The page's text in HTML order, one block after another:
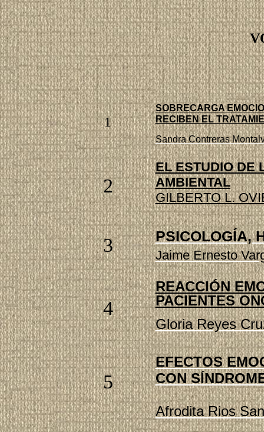
1
SOBRECARGA
RECIBEN EL
Sandra Contreras
2
EL ESTUDIO DE
AMBIENTAL
GILBERTO L.
3 PSICOLOGÍA,
Jaime Ernesto
4
REACCIÓN
PACIENTES
Gloria Reyes
5
EFECTOS
CON
Afrodita Rios